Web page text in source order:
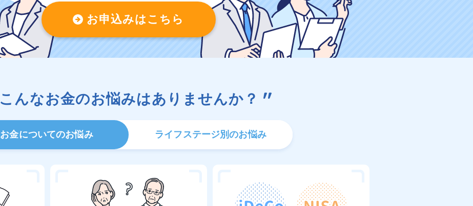
お申込みはこちら
こんなお金のお悩みはありませんか？
お金についてのお悩み ライフステージ別のお悩み